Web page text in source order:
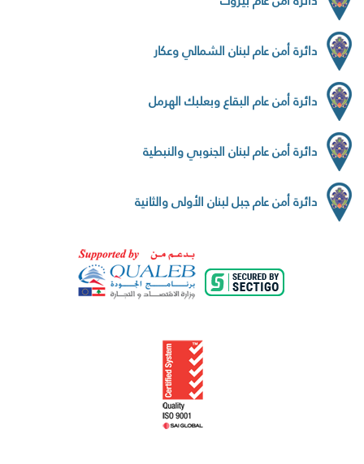
دائرة أمن عام لبنان الشمالي وعكار
دائرة أمن عام البقاع وبعلبك الهرمل
دائرة أمن عام لبنان الجنوبي والنبطية
دائرة أمن عام جبل لبنان الأولى والثانية